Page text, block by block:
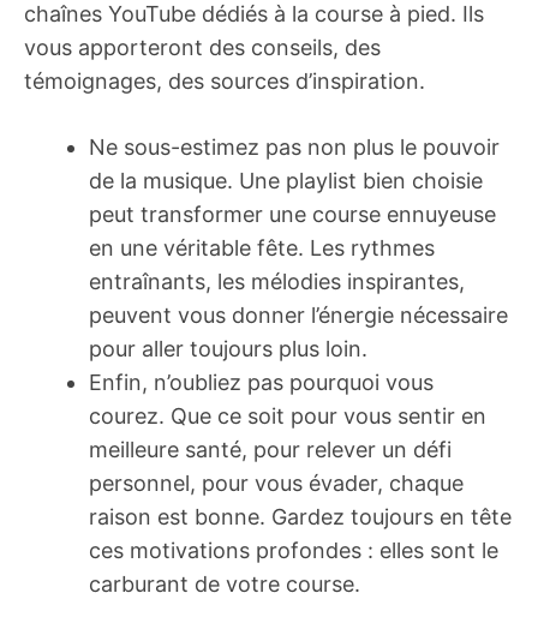
chaînes YouTube dédiés à la course à pied. Ils
vous apporteront des conseils, des
témoignages, des sources d’inspiration.
Ne sous-estimez pas non plus le pouvoir
de la musique. Une playlist bien choisie
peut transformer une course ennuyeuse
en une véritable fête. Les rythmes
entraînants, les mélodies inspirantes,
peuvent vous donner l’énergie nécessaire
pour aller toujours plus loin.
Enfin, n’oubliez pas pourquoi vous
courez. Que ce soit pour vous sentir en
meilleure santé, pour relever un défi
personnel, pour vous évader, chaque
raison est bonne. Gardez toujours en tête
ces motivations profondes : elles sont le
carburant de votre course.